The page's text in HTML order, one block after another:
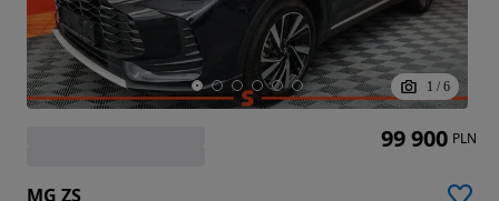
1 / 6
MG ZS
99 900 PLN